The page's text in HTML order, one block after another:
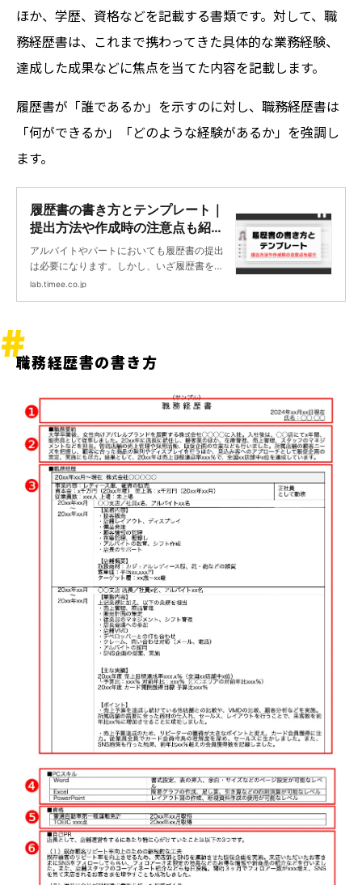
ほか、学歴、資格などを記載する書類です。対して、職
務経歴書は、これまで携わってきた具体的な業務経験、
達成した成果などに焦点を当てた内容を記載します。
履歴書が「誰であるか」を示すのに対し、職務経歴書は
「何ができるか」「どのような経験があるか」を強調し
ます。
履歴書の書き方とテンプレート｜
提出方法や作成時の注意点も紹介
| タイミーラボ - スキマで働く、
世界が広がる。
アルバイトやパートにおいても履歴書の提出
は必要になります。しかし、いざ履歴書を用
意するとなると、どこまで書いていいのか、
lab.timee.co.jp
職務経歴書の書き方